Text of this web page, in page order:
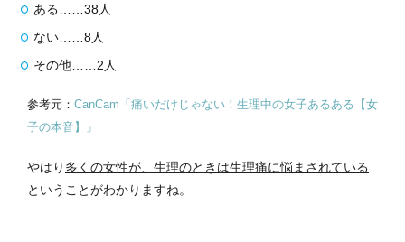
ある……38人
ない……8人
その他……2人
参考元： CanCam「痛いだけじゃない！生理中の女子あるある【女
子の本音】」
やはり 多くの女性が、生理のときは生理痛に悩まされている
ということがわかりますね。